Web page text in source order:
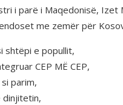
i parë i Maqedonisë, Izet
me zemër për
shtëpi e popullit,
CEP MË CEP,
parim,
dinjitetin,